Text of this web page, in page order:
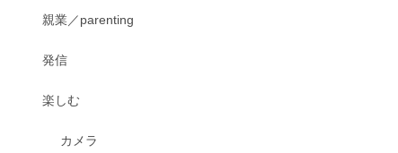
親業／parenting
発信
楽しむ
カメラ